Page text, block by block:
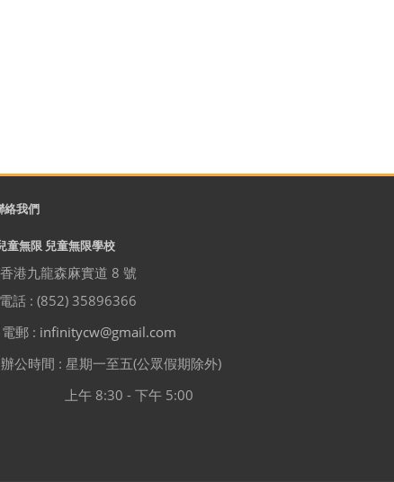
絡我們
童無限 兒童無限學校
香港九龍森麻實道 8 號
電話 : (852) 35896366
電郵 : infinitycw@gmail.com
辦公時間 : 星期一至五(公眾假期除外)
上午 8:30 - 下午 5:00